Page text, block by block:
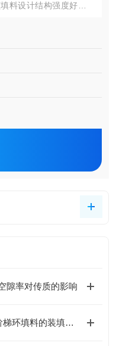
料设计结构强度好，使
隙率对传质的影响
提升分离效率的关键：不锈钢304阶梯环填料的装填工艺指南